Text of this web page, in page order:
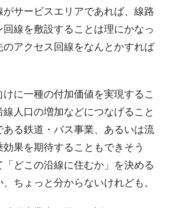
サービスエリアであれば、線路
線を敷設することは理にかなっ
アクセス回線をなんとかすれば
に一種の付加価値を実現するこ
人口の増加などにつなげること
る鉄道・バス事業、あるいは流
果を期待することもできそう
どこの沿線に住むか」を決める
ちょっと分からないけれども。